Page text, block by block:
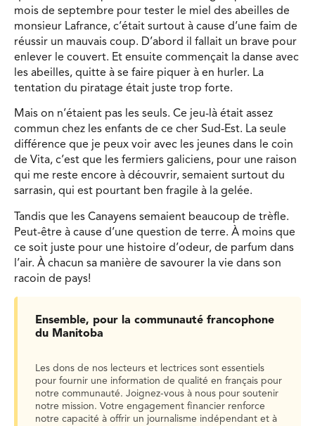
mois de septembre pour tester le miel des abeilles de
monsieur Lafrance, c’était surtout à cause d’une faim de
réussir un mauvais coup. D’abord il fallait un brave pour
enlever le couvert. Et ensuite commençait la danse avec
les abeilles, quitte à se faire piquer à en hurler. La
tentation du piratage était juste trop forte.
Mais on n’étaient pas les seuls. Ce jeu-là était assez
commun chez les enfants de ce cher Sud-Est. La seule
différence que je peux voir avec les jeunes dans le coin
de Vita, c’est que les fermiers galiciens, pour une raison
qui me reste encore à découvrir, semaient surtout du
sarrasin, qui est pourtant ben fragile à la gelée.
Tandis que les Canayens semaient beaucoup de trèfle.
Peut-être à cause d’une question de terre. À moins que
ce soit juste pour une histoire d’odeur, de parfum dans
l’air. À chacun sa manière de savourer la vie dans son
racoin de pays!
Ensemble, pour la communauté francophone
du Manitoba
Les dons de nos lecteurs et lectrices sont essentiels
pour fournir une information de qualité en français pour
notre communauté. Joignez-vous à nous pour soutenir
notre mission. Votre engagement financier renforce
notre capacité à offrir un journalisme indépendant et à